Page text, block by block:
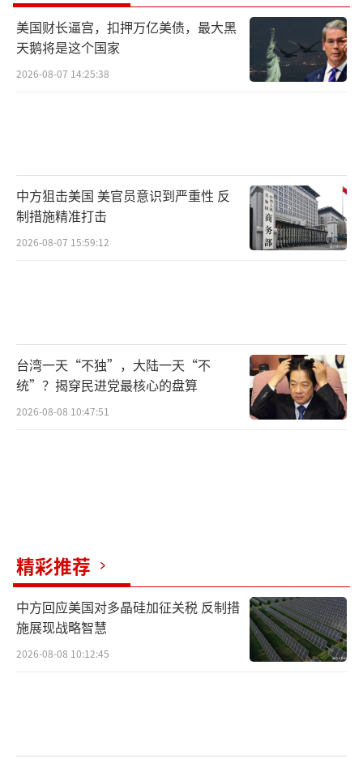
美国财长逼宫，扣押万亿美债，最大黑
天鹅将是这个国家
2026-08-07 14:25:38
中方狙击美国 美官员意识到严重性 反
制措施精准打击
2026-08-07 15:59:12
台湾一天“不独”，大陆一天“不
统”？揭穿民进党最核心的盘算
2026-08-08 10:47:51
精彩推荐
中方回应美国对多晶硅加征关税 反制措
施展现战略智慧
2026-08-08 10:12:45